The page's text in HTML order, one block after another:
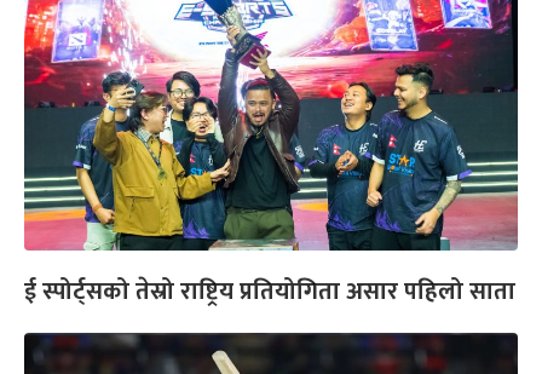
ई स्पोर्ट्सको तेस्रो राष्ट्रिय प्रतियोगिता असार पहिलो साता